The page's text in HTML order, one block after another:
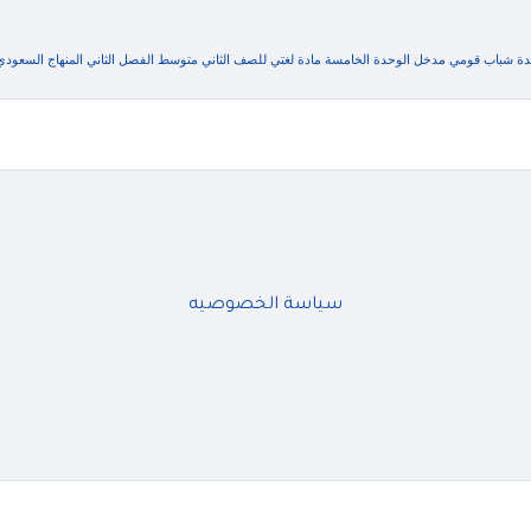
شباب قومي مدخل الوحدة الخامسة مادة لغتي للصف الثاني متوسط الفصل الثاني المنهاج
سياسة الخصوصيه